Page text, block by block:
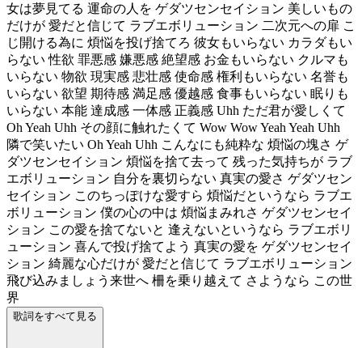
女は夢見てる 運命の人を ゲダツセンセイション 美しいもの
だけが 愛だと信じて ラブエボリューション 二次元への扉 こ
じ開ける為に 煩悩を投げ捨てろ 彼女もいらない カラダもい
らない 性欲 罪悪感 嫌悪感 絶望感 お金もいらない クルマも
いらない 物欲 現実感 悲壮感 使命感 権利もいらない 名誉も
いらない 欲望 期待感 満足感 優越感 食事もいらない 眠りも
いらない 本能 達成感 一体感 正義感 Uhh ただ君が愛しくて
Oh Yeah Uhh その顔に触れたくて Wow Wow Yeah Yeah Uhh
隣で笑いたい Oh Yeah Uhh こんなにも純粋な 煩悩の塊さ ゲ
ダツセンセイション 煩悩を捨て去って 残った気持ちが ラブ
エボリューション 自分を裏切らない 真実の愛さ ゲダツセン
セイション このちっぽけな愛すら 煩悩だというなら ラブエ
ボリューション 僕の心の中は 煩悩まみれさ ゲダツセンセイ
ション この愛を捨てないと 逢えないというなら ラブエボリ
ューション 喜んで投げ捨てよう 真実の愛を ゲダツセンセイ
ション 綺麗な心だけが 愛だと信じて ラブエボリューション
飛び込みましょう来世へ 柵を乗り越えて さようなら この世
界
歌詞をすべて見る